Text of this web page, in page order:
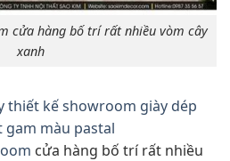
cửa hàng bố trí rất nhiều vòm cây
xanh
thiết kế showroom giày dép
gam màu pastal
cửa hàng bố trí rất nhiều